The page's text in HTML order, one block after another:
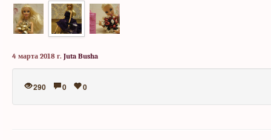
4 марта 2018 г. Juta Busha
290 0 0